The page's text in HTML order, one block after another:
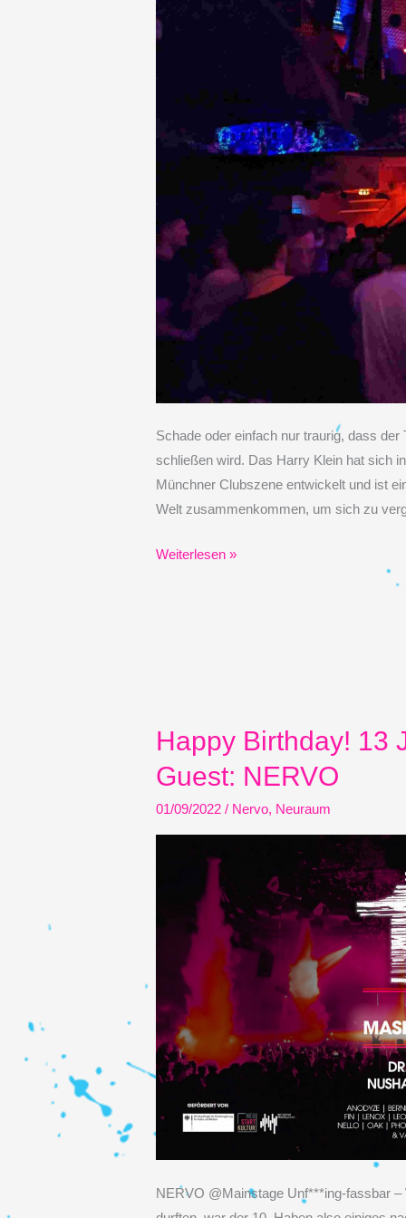
Schade oder einfach nur traurig, dass
schließen wird. Das Harry Klein hat sich
Münchner Clubszene entwickelt und ist
Welt zusammenkommen, um sich zu
Das
Weiterlesen »
Happy Birthday! 13
Guest: NERVO
01/09/2022/ Nervo, Neuraum
NERVO @Mainstage Unf***ing-fassbar